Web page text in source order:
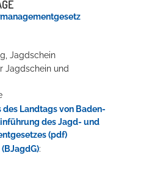
Jagdschein
Jagdschein und
des Landtags von Baden-
des Jagd- und
(pdf)
: